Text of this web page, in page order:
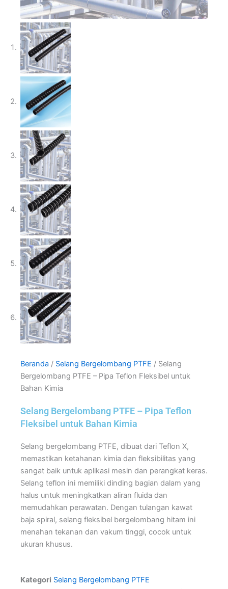
Beranda / Selang Bergelombang PTFE / Selang
Bergelombang PTFE – Pipa Teflon Fleksibel untuk
Bahan Kimia
Selang Bergelombang PTFE – Pipa Teflon
Fleksibel untuk Bahan Kimia
Selang bergelombang PTFE, dibuat dari Teflon X,
memastikan ketahanan kimia dan fleksibilitas yang
sangat baik untuk aplikasi mesin dan perangkat keras.
Selang teflon ini memiliki dinding bagian dalam yang
halus untuk meningkatkan aliran fluida dan
memudahkan perawatan. Dengan tulangan kawat
baja spiral, selang fleksibel bergelombang hitam ini
menahan tekanan dan vakum tinggi, cocok untuk
ukuran khusus.
Kategori Selang Bergelombang PTFE